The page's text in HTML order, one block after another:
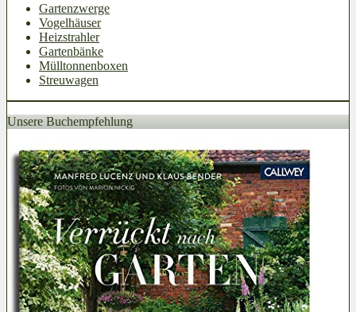
Gartenzwerge
Vogelhäuser
Heizstrahler
Gartenbänke
Mülltonnenboxen
Streuwagen
Unsere Buchempfehlung